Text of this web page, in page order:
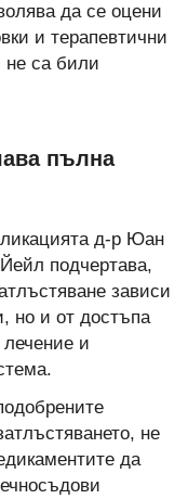
да се оцени
и терапевтични
не са били
пълна
д-р Юан
подчертава,
зависи
но и от достъпа
и
не
да